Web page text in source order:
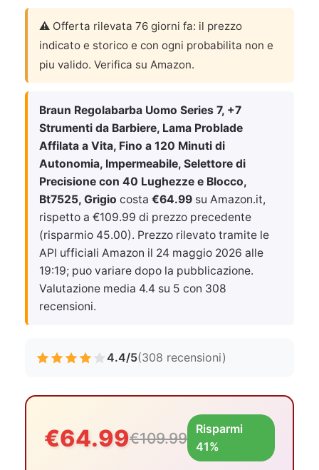
⚠️ Offerta rilevata 76 giorni fa: il prezzo
indicato e storico e con ogni probabilita non e
piu valido. Verifica su Amazon.
Braun Regolabarba Uomo Series 7, +7
Strumenti da Barbiere, Lama Problade
Affilata a Vita, Fino a 120 Minuti di
Autonomia, Impermeabile, Selettore di
Precisione con 40 Lughezze e Blocco,
Bt7525, Grigio costa €64.99 su Amazon.it,
rispetto a €109.99 di prezzo precedente
(risparmio 45.00). Prezzo rilevato tramite le
API ufficiali Amazon il 24 maggio 2026 alle
19:19; puo variare dopo la pubblicazione.
Valutazione media 4.4 su 5 con 308
recensioni.
4.4/5(308 recensioni)
€64.99€109.99
Risparmi
41%